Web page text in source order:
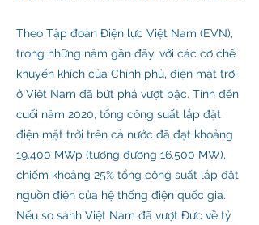
Theo Tập đoàn Điện lực Việt Nam (EVN),
trong những năm gần đây, với các cơ chế
khuyến khích của Chính phủ, điện mặt trời
ở Viêt Nam đã bứt phá vượt bậc. Tính đến
cuối năm 2020, tổng công suất lắp đặt
điện mặt trời trên cả nước đã đạt khoảng
19.400 MWp (tương đương 16.500 MW),
chiếm khoảng 25% tổng công suất lắp đặt
nguồn điện của hệ thống điện quốc gia.
Nếu so sánh Việt Nam đã vượt Đức về tỷ